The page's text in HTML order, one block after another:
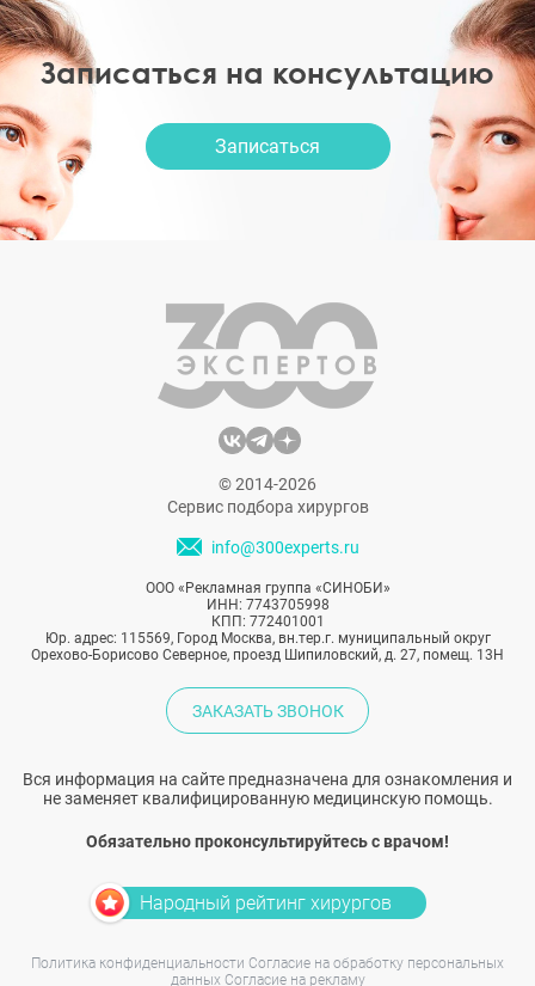
Записаться на консультацию
Записаться
© 2014-2026
Сервис подбора хирургов
info@300experts.ru
ООО «Рекламная группа «СИНОБИ»
ИНН: 7743705998
КПП: 772401001
Юр. адрес: 115569, Город Москва, вн.тер.г. муниципальный округ
Орехово-Борисово Северное, проезд Шипиловский, д. 27, помещ. 13Н
ЗАКАЗАТЬ ЗВОНОК
Вся информация на сайте предназначена для ознакомления и
не заменяет квалифицированную медицинскую помощь.
Обязательно проконсультируйтесь с врачом!
Народный рейтинг хирургов
Политика конфиденциальности Согласие на обработку персональных
данных Согласие на рекламу